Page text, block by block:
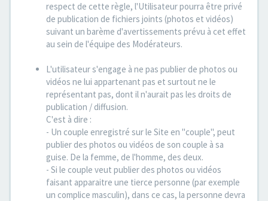
respect de cette règle, l'Utilisateur pourra être privé
de publication de fichiers joints (photos et vidéos)
suivant un barème d'avertissements prévu à cet effet
au sein de l'équipe des Modérateurs.
L'utilisateur s'engage à ne pas publier de photos ou
vidéos ne lui appartenant pas et surtout ne le
représentant pas, dont il n'aurait pas les droits de
publication / diffusion.
C'est à dire :
- Un couple enregistré sur le Site en "couple", peut
publier des photos ou vidéos de son couple à sa
guise. De la femme, de l'homme, des deux.
- Si le couple veut publier des photos ou vidéos
faisant apparaitre une tierce personne (par exemple
un complice masculin), dans ce cas, la personne devra